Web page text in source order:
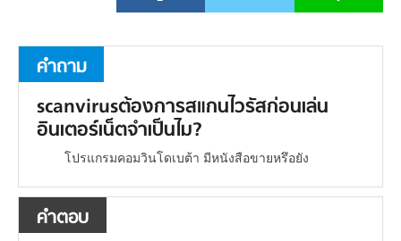
คำถาม
scanvirusต้องการสแกนไวรัสก่อนเล่น
อินเตอร์เน็ตจำเป็นไม?
โปรแกรมคอมวินโดเบต้า มีหนังสือขายหรึอยัง
คำตอบ